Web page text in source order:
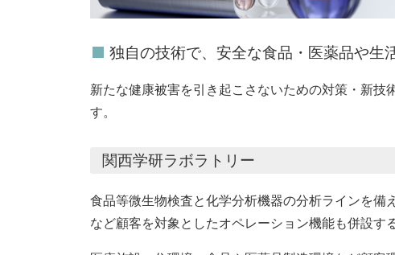
独自の技術で、安全な食品・医薬品や生
新たな健康被害を引き起こさないための対策・新技
す。
関西学研ラボラトリー
食品等微生物検査と化学分析機器の分析ラインを
など顧客を対象としたオペレーション機能も併設す